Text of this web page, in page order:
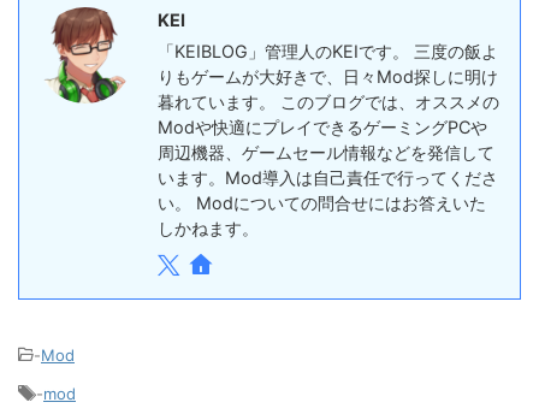
KEI
「KEIBLOG」管理人のKEIです。 三度の飯よ
りもゲームが大好きで、日々Mod探しに明け
暮れています。 このブログでは、オススメの
Modや快適にプレイできるゲーミングPCや
周辺機器、ゲームセール情報などを発信して
います。Mod導入は自己責任で行ってくださ
い。 Modについての問合せにはお答えいた
しかねます。
-Mod
-mod